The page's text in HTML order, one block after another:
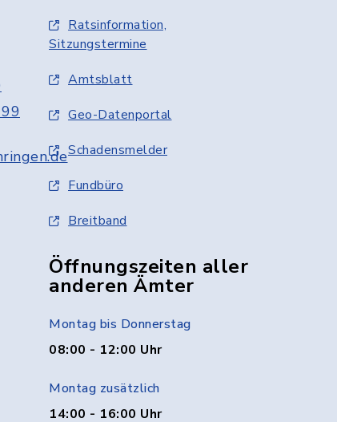
Ratsinformation,
Sitzungstermine
Amtsblatt
Geo-Datenportal
Schadensmelder
Fundbüro
Breitband
Öffnungszeiten aller
anderen Ämter
Montag bis Donnerstag
08:00 - 12:00 Uhr
Montag zusätzlich
14:00 - 16:00 Uhr